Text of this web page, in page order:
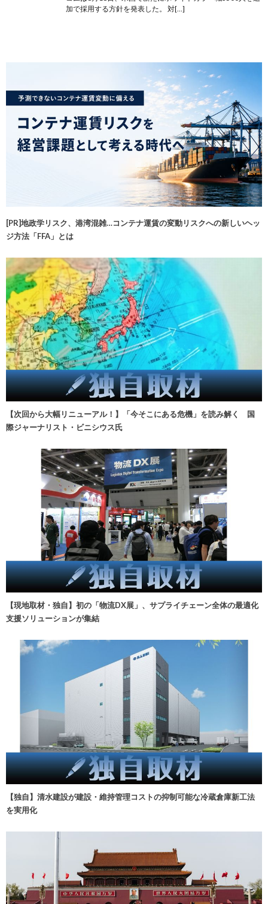
加で採用する方針を発表した。 対[…]
[PR]地政学リスク、港湾混雑…コンテナ運賃の変動リスクへの新しいヘッ
ジ方法「FFA」とは
【次回から大幅リニューアル！】「今そこにある危機」を読み解く 国
際ジャーナリスト・ビニシウス氏
【現地取材・独自】初の「物流DX展」、サプライチェーン全体の最適化
支援ソリューションが集結
【独自】清水建設が建設・維持管理コストの抑制可能な冷蔵倉庫新工法
を実用化